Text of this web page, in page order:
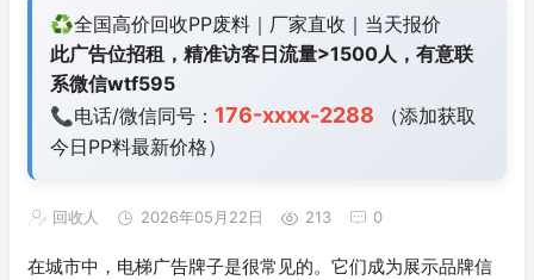
♻️全国高价回收PP废料｜厂家直收｜当天报价
此广告位招租，精准访客日流量>1500人，有意联
系微信wtf595
📞电话/微信同号： 176-xxxx-2288 （添加获取
今日PP料最新价格）
回收人 2026年05月22日 213 0
在城市中，电梯广告牌子是很常见的。它们成为展示品牌信